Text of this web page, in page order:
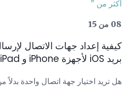
أكثر من "
08 من 15
كيفية إعداد جهات الاتصال
بريد iOS لأجهزة iPhone و iPad
هل تريد اختيار جهة اتصال واحدة بدلاً